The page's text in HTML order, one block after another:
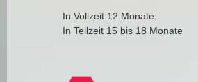
In Vollzeit 12 Monate
In Teilzeit 15 bis 18 Monate